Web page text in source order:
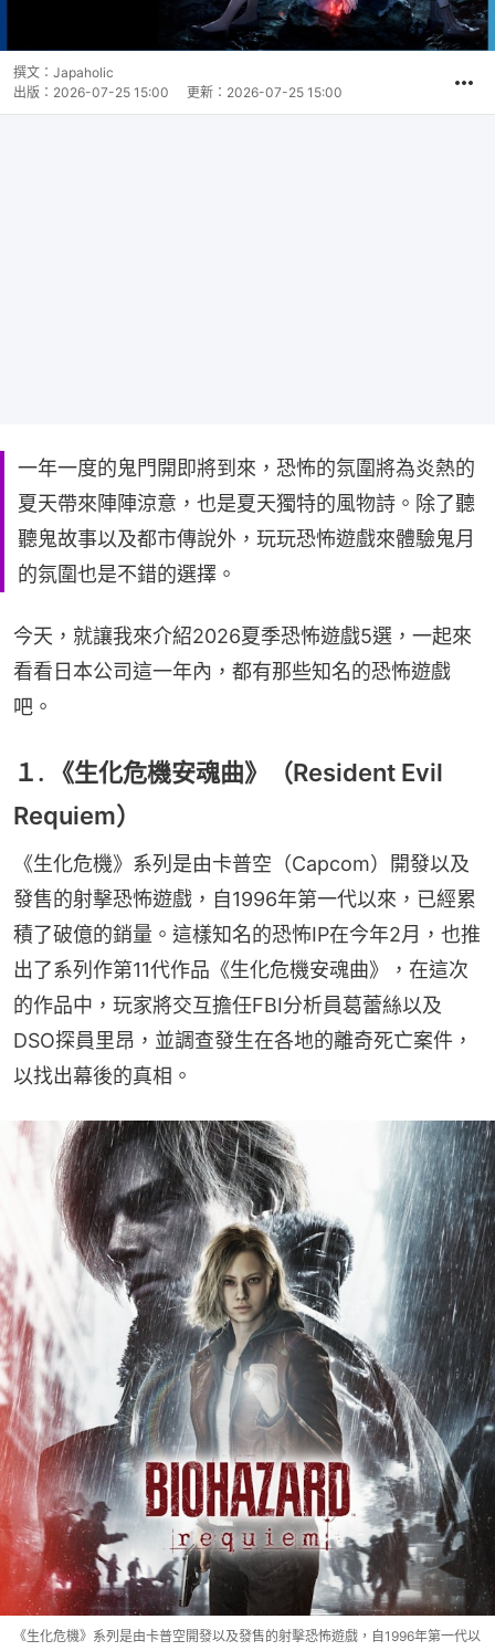
撰文： Japaholic
出版： 2026-07-25 15:00 更新： 2026-07-25 15:00
一年一度的鬼門開即將到來，恐怖的氛圍將為炎熱的
夏天帶來陣陣涼意，也是夏天獨特的風物詩。除了聽
聽鬼故事以及都市傳說外，玩玩恐怖遊戲來體驗鬼月
的氛圍也是不錯的選擇。
今天，就讓我來介紹2026夏季恐怖遊戲5選，一起來
看看日本公司這一年內，都有那些知名的恐怖遊戲
吧。
１. 《生化危機安魂曲》（Resident Evil
Requiem）
《生化危機》系列是由卡普空（Capcom）開發以及
發售的射擊恐怖遊戲，自1996年第一代以來，已經累
積了破億的銷量。這樣知名的恐怖IP在今年2月，也推
出了系列作第11代作品《生化危機安魂曲》，在這次
的作品中，玩家將交互擔任FBI分析員葛蕾絲以及
DSO探員里昂，並調查發生在各地的離奇死亡案件，
以找出幕後的真相。
《生化危機》系列是由卡普空開發以及發售的射擊恐怖遊戲，自1996年第一代以